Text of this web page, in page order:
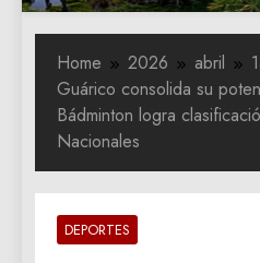
Home 2026 abril
Guárico consolida su
Bádminton logra
Nacionales
DEPORTES